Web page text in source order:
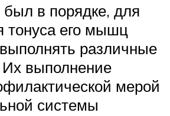
в порядке, для
тонуса его мышц
различные
выполнение
мерой
системы